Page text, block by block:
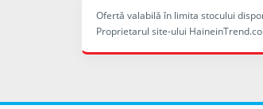
Ofertă valabilă în limita stocului
Proprietarul site-ului